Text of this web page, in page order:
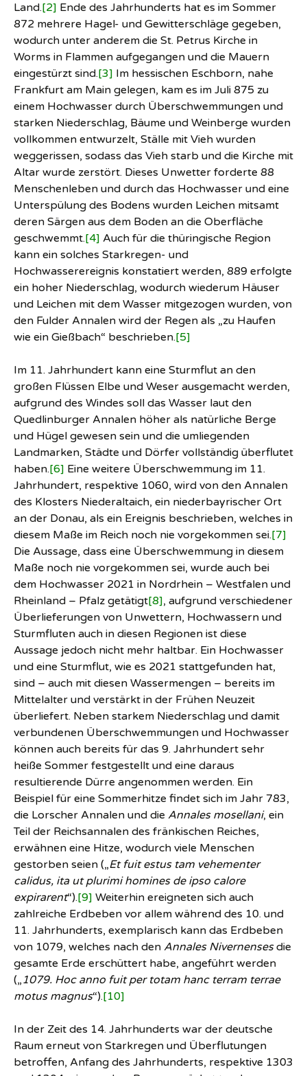
Land.[2] Ende des Jahrhunderts hat es im Sommer
872 mehrere Hagel- und Gewitterschläge gegeben,
wodurch unter anderem die St. Petrus Kirche in
Worms in Flammen aufgegangen und die Mauern
eingestürzt sind.[3] Im hessischen Eschborn, nahe
Frankfurt am Main gelegen, kam es im Juli 875 zu
einem Hochwasser durch Überschwemmungen und
starken Niederschlag, Bäume und Weinberge wurden
vollkommen entwurzelt, Ställe mit Vieh wurden
weggerissen, sodass das Vieh starb und die Kirche mit
Altar wurde zerstört. Dieses Unwetter forderte 88
Menschenleben und durch das Hochwasser und eine
Unterspülung des Bodens wurden Leichen mitsamt
deren Särgen aus dem Boden an die Oberfläche
geschwemmt.[4] Auch für die thüringische Region
kann ein solches Starkregen- und
Hochwasserereignis konstatiert werden, 889 erfolgte
ein hoher Niederschlag, wodurch wiederum Häuser
und Leichen mit dem Wasser mitgezogen wurden, von
den Fulder Annalen wird der Regen als „zu Haufen
wie ein Gießbach“ beschrieben.[5]
Im 11. Jahrhundert kann eine Sturmflut an den
großen Flüssen Elbe und Weser ausgemacht werden,
aufgrund des Windes soll das Wasser laut den
Quedlinburger Annalen höher als natürliche Berge
und Hügel gewesen sein und die umliegenden
Landmarken, Städte und Dörfer vollständig überflutet
haben.[6] Eine weitere Überschwemmung im 11.
Jahrhundert, respektive 1060, wird von den Annalen
des Klosters Niederaltaich, ein niederbayrischer Ort
an der Donau, als ein Ereignis beschrieben, welches in
diesem Maße im Reich noch nie vorgekommen sei.[7]
Die Aussage, dass eine Überschwemmung in diesem
Maße noch nie vorgekommen sei, wurde auch bei
dem Hochwasser 2021 in Nordrhein – Westfalen und
Rheinland – Pfalz getätigt[8], aufgrund verschiedener
Überlieferungen von Unwettern, Hochwassern und
Sturmfluten auch in diesen Regionen ist diese
Aussage jedoch nicht mehr haltbar. Ein Hochwasser
und eine Sturmflut, wie es 2021 stattgefunden hat,
sind – auch mit diesen Wassermengen – bereits im
Mittelalter und verstärkt in der Frühen Neuzeit
überliefert. Neben starkem Niederschlag und damit
verbundenen Überschwemmungen und Hochwasser
können auch bereits für das 9. Jahrhundert sehr
heiße Sommer festgestellt und eine daraus
resultierende Dürre angenommen werden. Ein
Beispiel für eine Sommerhitze findet sich im Jahr 783,
die Lorscher Annalen und die Annales mosellani, ein
Teil der Reichsannalen des fränkischen Reiches,
erwähnen eine Hitze, wodurch viele Menschen
gestorben seien („Et fuit estus tam vehementer
calidus, ita ut plurimi homines de ipso calore
expirarent“).[9] Weiterhin ereigneten sich auch
zahlreiche Erdbeben vor allem während des 10. und
11. Jahrhunderts, exemplarisch kann das Erdbeben
von 1079, welches nach den Annales Nivernensesdie
gesamte Erde erschüttert habe, angeführt werden
(„1079. Hoc anno fuit per totam hanc terram terrae
motus magnus“).[10]
In der Zeit des 14. Jahrhunderts war der deutsche
Raum erneut von Starkregen und Überflutungen
betroffen, Anfang des Jahrhunderts, respektive 1303